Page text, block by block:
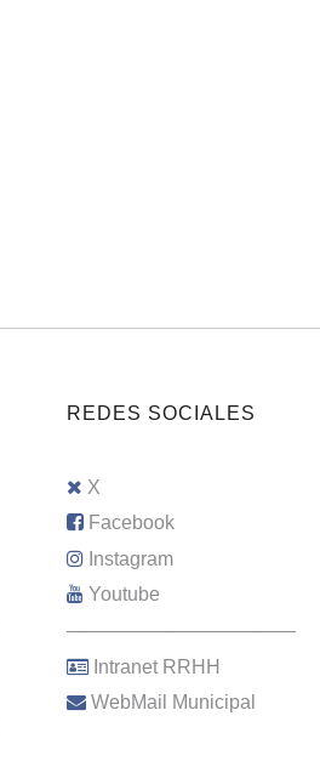
REDES SOCIALES
X
Facebook
Instagram
Youtube
–––––––––––––––––––––
Intranet RRHH
WebMail Municipal